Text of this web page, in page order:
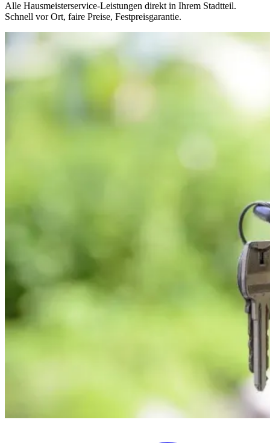
Alle Hausmeisterservice-Leistungen direkt in Ihrem Stadtteil.
Schnell vor Ort, faire Preise, Festpreisgarantie.